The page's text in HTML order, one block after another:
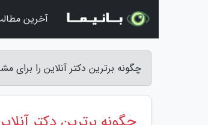
چگونه برترین دکتر آنلاین را برای
آخرین